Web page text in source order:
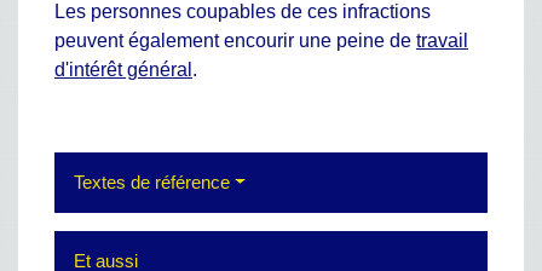
Les personnes coupables de ces infractions
peuvent également encourir une peine de travail
d'intérêt général .
Textes de référence
Et aussi